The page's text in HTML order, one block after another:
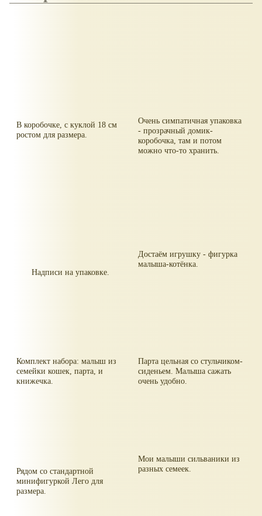
В коробочке, с куклой 18 см
ростом для размера.
Очень симпатичная упаковка
- прозрачный домик-
коробочка, там и потом
можно что-то хранить.
Надписи на упаковке.
Достаём игрушку - фигурка
малыша-котёнка.
Комплект набора: малыш из
семейки кошек, парта, и
книжечка.
Парта цельная со стульчиком-
сиденьем. Малыша сажать
очень удобно.
Рядом со стандартной
минифигуркой Лего для
размера.
Мои малыши сильваники из
разных семеек.